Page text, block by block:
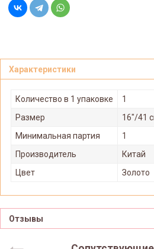
Характеристики
Количество в 1 упаковке
1
Размер
16"/41
Минимальная партия
1
Производитель
Китай
Цвет
Золото
Отзывы